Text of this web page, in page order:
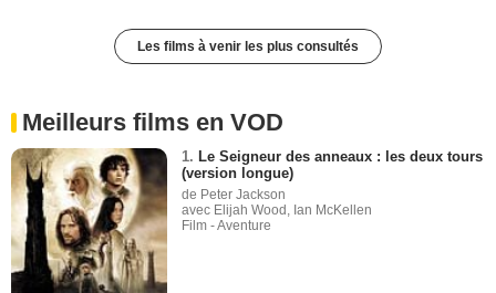
Les films à venir les plus consultés
Meilleurs films en VOD
1. Le Seigneur des anneaux : les deux tours
(version longue)
de Peter Jackson
avec Elijah Wood, Ian McKellen
Film - Aventure